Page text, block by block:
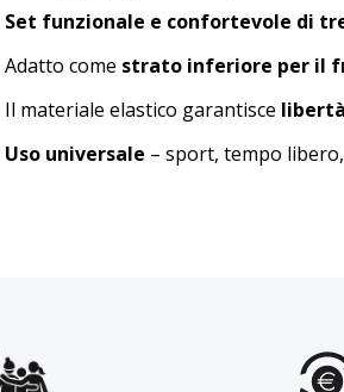
Set funzionale e confortevole di
Adatto come strato inferiore per il
Il materiale elastico garantisce
Uso universale – sport, tempo